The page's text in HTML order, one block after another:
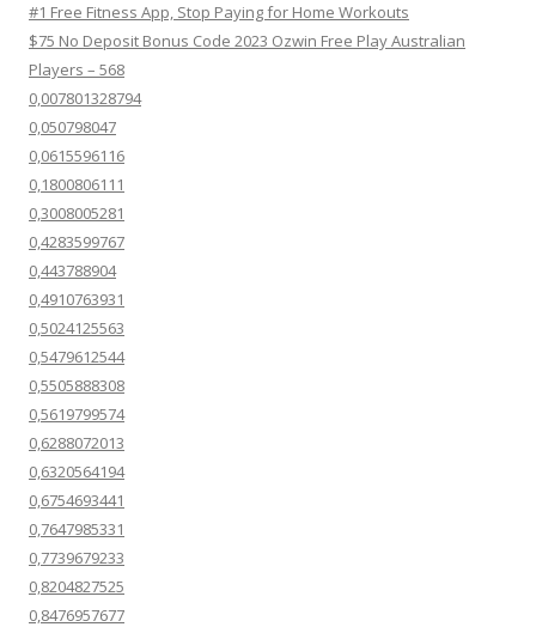
#1 Free Fitness App, Stop Paying for Home Workouts
$75 No Deposit Bonus Code 2023 Ozwin Free Play Australian
Players – 568
0,007801328794
0,050798047
0,0615596116
0,1800806111
0,3008005281
0,4283599767
0,443788904
0,4910763931
0,5024125563
0,5479612544
0,5505888308
0,5619799574
0,6288072013
0,6320564194
0,6754693441
0,7647985331
0,7739679233
0,8204827525
0,8476957677